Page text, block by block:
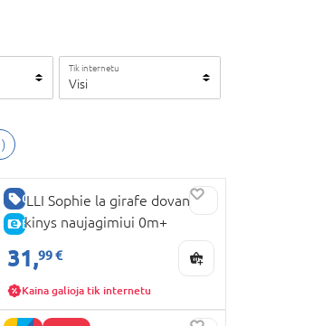
Tik internetu
Visi
)
GERA KAINA
E-KAINA
VULLI Sophie la girafe dovanų
rinkinys naujagimiui 0m+
31,99 €
Kaina galioja tik internetu